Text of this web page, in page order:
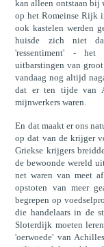
kan alleen ontstaan bij
op het Romeinse Rijk
ook kastelen werden
huisde zich niet
'ressentiment' - het
uitbarstingen van
vandaag nog altijd
dat er ten tijde van
mijnwerkers waren.
En dat maakt er ons
op dat van de krijger
Griekse krijgers
de bewoonde wereld
net waren van meet
opstoten van meer
begrepen op
die handelaars in de
Sloterdijk moeten
'oerwoede' van